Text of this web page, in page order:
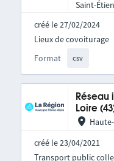
Saint-
créé le 27/02/2024
Format csv
Lieux de covoiturage
Réseau
Loire
créé le 23/04/2021
Transport public